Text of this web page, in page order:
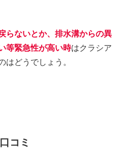
らないとか、排水溝からの異
等緊急性が高い時はクラシア
はどうでしょう。
コミ